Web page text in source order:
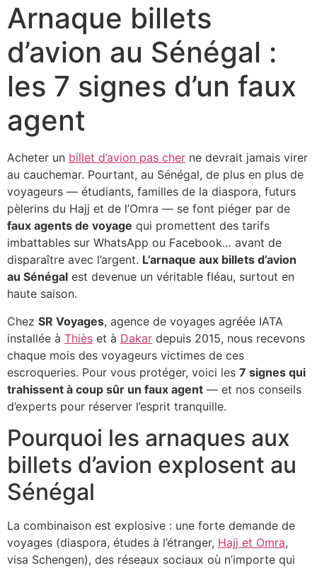
Arnaque billets
d’avion au Sénégal :
les 7 signes d’un faux
agent
Acheter un billet d’avion pas cher ne devrait jamais virer
au cauchemar. Pourtant, au Sénégal, de plus en plus de
voyageurs — étudiants, familles de la diaspora, futurs
pèlerins du Hajj et de l’Omra — se font piéger par de
faux agents de voyage qui promettent des tarifs
imbattables sur WhatsApp ou Facebook… avant de
disparaître avec l’argent. L’arnaque aux billets d’avion
au Sénégal est devenue un véritable fléau, surtout en
haute saison.
Chez SR Voyages, agence de voyages agréée IATA
installée à Thiès et à Dakar depuis 2015, nous recevons
chaque mois des voyageurs victimes de ces
escroqueries. Pour vous protéger, voici les 7 signes qui
trahissent à coup sûr un faux agent — et nos conseils
d’experts pour réserver l’esprit tranquille.
Pourquoi les arnaques aux
billets d’avion explosent au
Sénégal
La combinaison est explosive : une forte demande de
voyages (diaspora, études à l’étranger, Hajj et Omra,
visa Schengen), des réseaux sociaux où n’importe qui